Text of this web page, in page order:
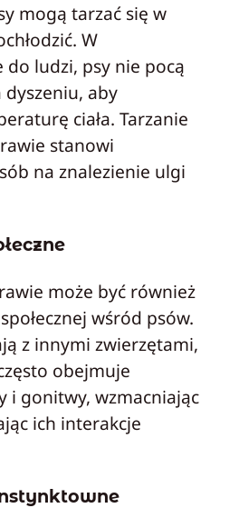
mogą tarzać się w
W
do ludzi, psy nie pocą
aby
ciała. Tarzanie
stanowi
na znalezienie ulgi
może być również
wśród psów.
z innymi zwierzętami,
obejmuje
i gonitwy, wzmacniając
ich interakcje